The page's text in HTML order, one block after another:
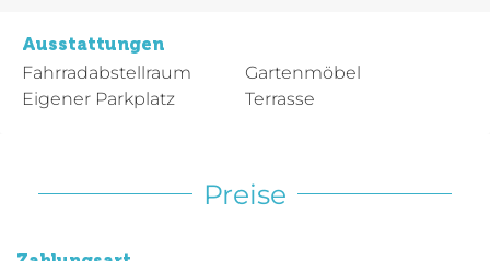
Ausstattungen
Fahrradabstellraum
Eigener Parkplatz
Gartenmöbel
Terrasse
Preise